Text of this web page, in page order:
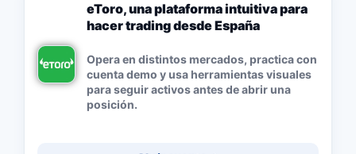
eToro, una plataforma intuitiva para
hacer trading desde España
Opera en distintos mercados, practica con
cuenta demo y usa herramientas visuales
para seguir activos antes de abrir una
posición.